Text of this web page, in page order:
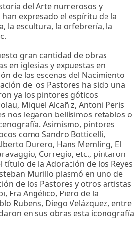
del Arte numerosos y
expresado el espíritu de la
la escultura, la orfebrería, la
gran cantidad de obras
en iglesias y expuestas en
de las escenas del Nacimiento
de los Pastores ha sido una
ya los pintores góticos
Miquel Alcañiz, Antoni Peris
nos legaron bellísimos retablos o
Asimismo, pintores
como Sandro Botticelli,
Durero, Hans Memling, El
Corregio, etc., pintaron
título de la Adoración de los Reyes
Murillo plasmó en uno de
de los Pastores y otros artistas
Fra Angélico, Piero de la
Rubens, Diego Velázquez, entre
en sus obras esta iconografía